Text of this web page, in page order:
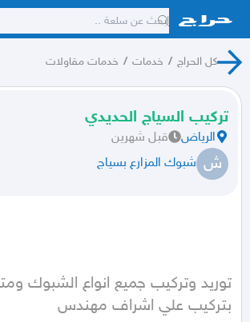
كل الحراج / خدمات / خدمات مقاولات
تركيب السياج الحديدي
الرياض قبل شهرين
ش شبوك المزارع بسياج
بتركيب علي اشراف مهندس